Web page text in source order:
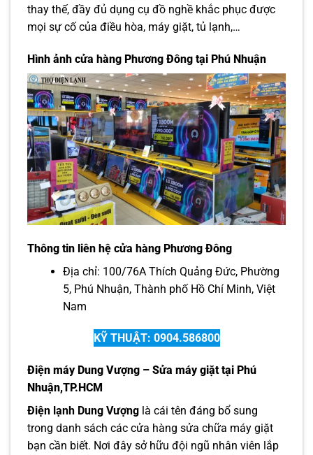
thay thế, đầy đủ dụng cụ đồ nghề khắc phục được
mọi sự cố của điều hòa, máy giặt, tủ lạnh,…
Hình ảnh cửa hàng Phương Đông tại Phú Nhuận
Thông tin liên hệ cửa hàng Phương Đông
Địa chỉ: 100/76A Thích Quảng Đức, Phường
5, Phú Nhuận, Thành phố Hồ Chí Minh, Việt
Nam
KỸ THUẬT: 0904.586800
Điện máy Dung Vượng – Sửa máy giặt tại Phú
Nhuận,TP.HCM
Điện lạnh Dung Vượng là cái tên đáng bổ sung
trong danh sách các cửa hàng sửa chữa máy giặt
bạn cần biết. Nơi đây sở hữu đội ngũ nhân viên lắp